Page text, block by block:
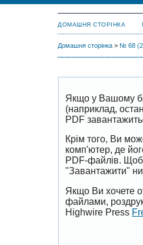
ДОМАШНЯ СТОРІНКА
Домашня сторінка > № 68
Якщо у Вашому
(наприклад,
PDF
Крім того, Ви
комп'ютер, де
PDF-файлів.
"Завантажити"
Якщо Ви хочете
файлами,
Highwire Press